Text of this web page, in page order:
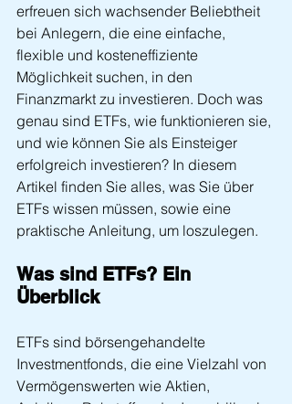
erfreuen sich wachsender Beliebtheit
bei Anlegern, die eine einfache,
flexible und kosteneffiziente
Möglichkeit suchen, in den
Finanzmarkt zu investieren. Doch was
genau sind ETFs, wie funktionieren sie,
und wie können Sie als Einsteiger
erfolgreich investieren? In diesem
Artikel finden Sie alles, was Sie über
ETFs wissen müssen, sowie eine
praktische Anleitung, um loszulegen.
Was sind ETFs? Ein
Überblick
ETFs sind börsengehandelte
Investmentfonds, die eine Vielzahl von
Vermögenswerten wie Aktien,